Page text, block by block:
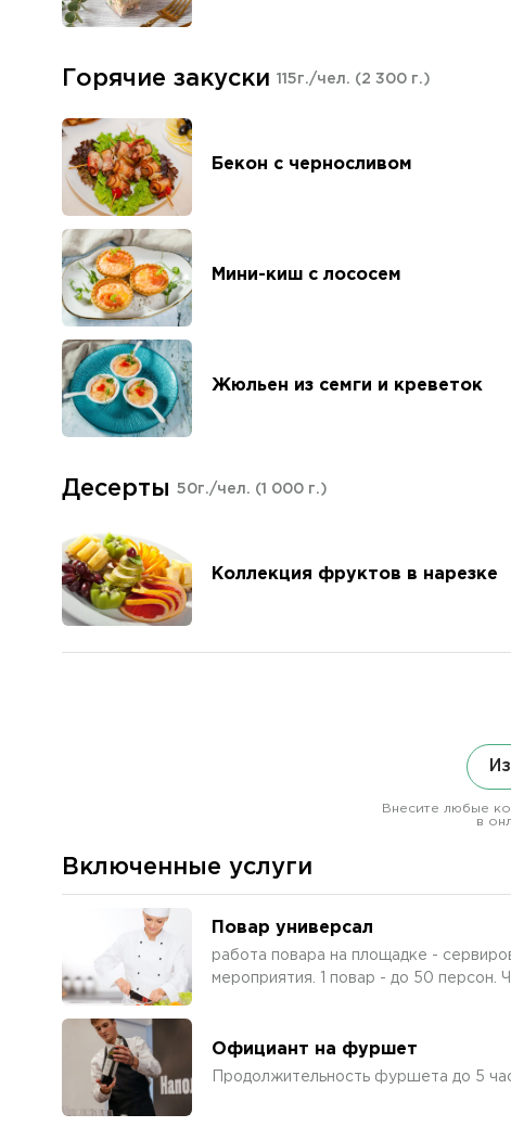
Горячие закуски 115г./чел. (2 300 г.)
Бекон с черносливом
Мини-киш с лососем
Жюльен из семги и креветок
Десерты 50г./чел. (1 000 г.)
Коллекция фруктов в нарезке
Внесите любые
в
Включенные услуги
Повар универсал
работа повара на площадке -
мероприятия. 1 повар - до 50 персон.
Официант на фуршет
Продолжительность фуршета до 5